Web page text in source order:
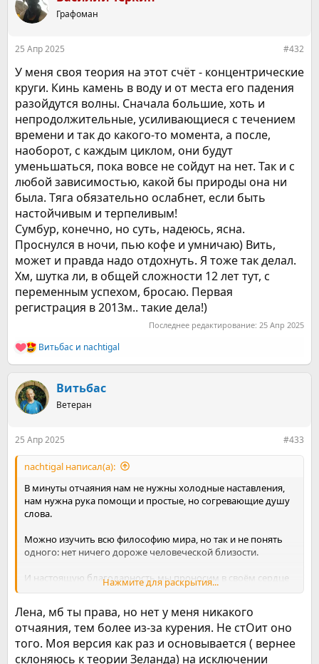
ц
и
Графоман
25 Апр 2025 #432
У меня своя теория на этот счёт - концентрические
круги. Кинь камень в воду и от места его падения
разойдутся волны. Сначала большие, хоть и
непродолжительные, усиливающиеся с течением
времени и так до какого-то момента, а после,
наоборот, с каждым циклом, они будут
уменьшаться, пока вовсе не сойдут на нет. Так и с
любой зависимостью, какой бы природы она ни
была. Тяга обязательно ослабнет, если быть
настойчивым и терпеливым!
Сумбур, конечно, но суть, надеюсь, ясна.
Проснулся в ночи, пью кофе и умничаю) Вить,
может и правда надо отдохнуть. Я тоже так делал.
Хм, шутка ли, в общей сложности 12 лет тут, с
переменным успехом, бросаю. Первая
регистрация в 2013м.. такие дела!)
Последнее редактирование: 25 Апр 2025
Р
е
к
ц
и
Витьбас и nachtigal
Витьбас
Ветеран
25 Апр 2025 #433
nachtigal написал(а):
В минуты отчаяния нам не нужны холодные наставления,
нам нужна рука помощи и простые, но согревающие душу
слова.
Можно изучить всю философию мира, но так и не понять
одного: нет ничего дороже человеческой близости.
И настоящую благодарность мы проносим в своём сердце
через года к тем людям, кто верил в нас, и, заставляя
получится! Ты все можешь!»
Автор: Алина Ермолаева
Посмотреть вложение 2162841
Нажмите для раскрытия...
Лена, мб ты права, но нет у меня никакого
отчаяния, тем более из-за курения. Не стОит оно
того. Моя версия как раз и основывается ( вернее
склоняюсь к теории Зеланда) на исключении